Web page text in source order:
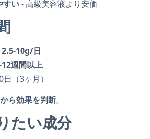
すい- 高級美容液より安価
2.5-10g/日
12週間以上
日（3ヶ月）
ら効果を判断。
たい成分